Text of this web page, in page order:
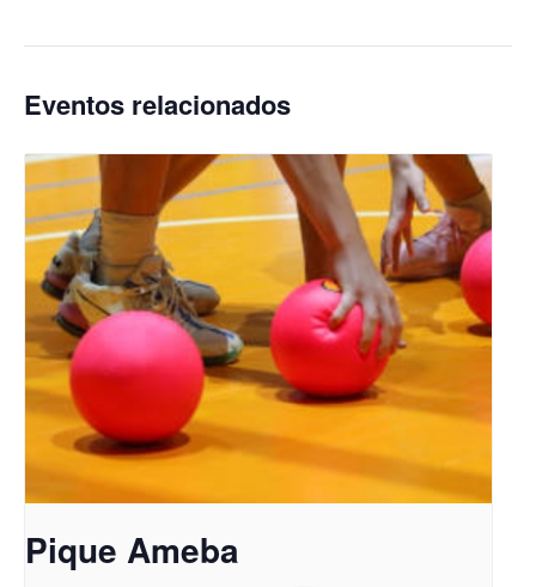
Eventos relacionados
Pique Ameba